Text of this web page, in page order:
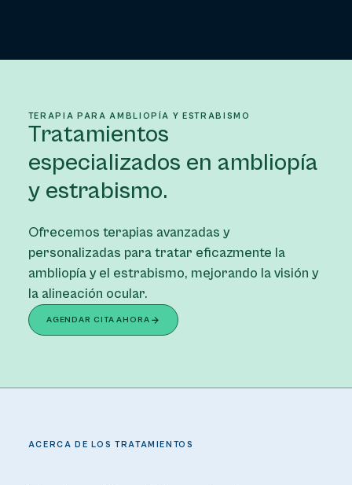
TERAPIA PARA AMBLIOPÍA Y ESTRABISMO
Tratamientos
especializados en ambliopía
y estrabismo.
Ofrecemos terapias avanzadas y
personalizadas para tratar eficazmente la
ambliopía y el estrabismo, mejorando la visión y
la alineación ocular.
AGENDAR CITA AHORA
ACERCA DE LOS TRATAMIENTOS